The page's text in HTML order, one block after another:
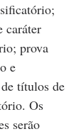
caráter
prova
e
títulos de
Os
serão